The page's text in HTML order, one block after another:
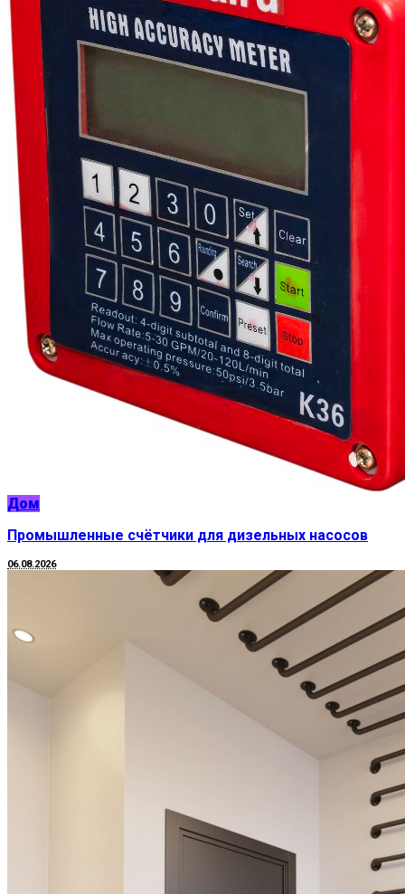
Дом
Промышленные счётчики для дизельных насосов
06.08.2026